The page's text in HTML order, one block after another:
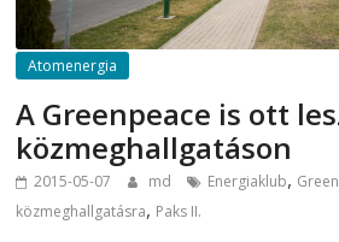
Atomenergia
A Greenpeace is ott
közmeghallgatáson
2015-05-07 md Energiaklub,
közmeghallgatásra, Paks II.